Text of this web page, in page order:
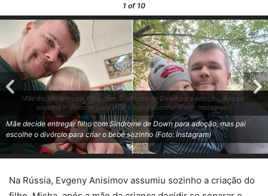
1 of 10
Mãe decide entregar filho com Síndrome de Down para adoção, mas pai
escolhe o divórcio para criar o bebê sozinho (Foto: Instagram)
Mãe decide entregar filho com Síndrome de Down para adoção, mas pai
escolhe o divórcio para criar o bebê sozinho (Foto: Instagram)
Na Rússia, Evgeny Anisimov assumiu sozinho a criação do